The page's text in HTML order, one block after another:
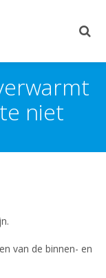
niet
van de binnen- en